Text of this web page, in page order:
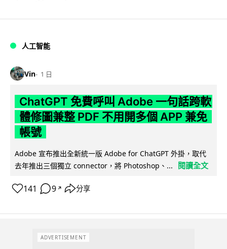
人工智能
Vin 1 日
ChatGPT 免費呼叫 Adobe 一句話跨軟
體修圖兼整 PDF 不用開多個 APP 兼免
帳號
Adobe 宣布推出全新統一版 Adobe for ChatGPT 外掛，取代
去年推出三個獨立 connector，將 Photoshop、...
閱讀全文
141 9 ↗ 分享
ADVERTISEMENT